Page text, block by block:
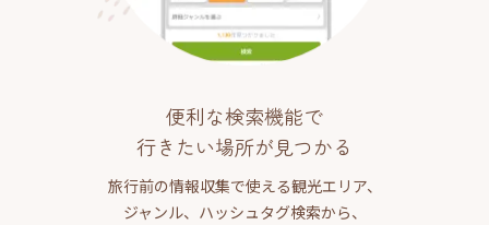
便利な検索機能で
行きたい場所が見つかる
旅行前の情報収集で使える観光エリア、
ジャンル、ハッシュタグ検索から、